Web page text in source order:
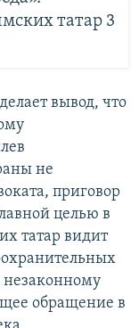
татар 3
вывод, что
не
приговор
целью в
татар видит
незаконному
обращение в